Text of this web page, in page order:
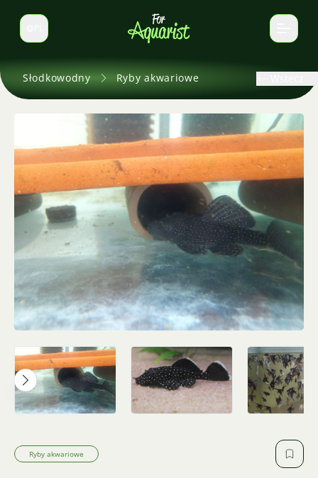
Zmień język
Słodkowodny Ryby akwariowe
Ryby akwariowe